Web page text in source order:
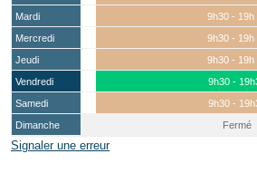
Mardi
9h30 - 19h
Mercredi
9h30 - 19h
Jeudi
9h30 - 19h
Vendredi
9h30 -
Samedi
9h30 -
Dimanche
Fermé
Signaler une erreur